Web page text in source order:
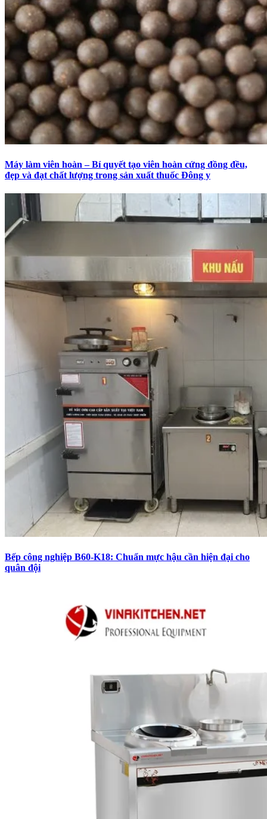
Máy làm viên hoàn – Bí quyết tạo viên hoàn cứng đồng đều,
đẹp và đạt chất lượng trong sản xuất thuốc Đông y
Bếp công nghiệp B60-K18: Chuẩn mực hậu cần hiện đại cho
quân đội